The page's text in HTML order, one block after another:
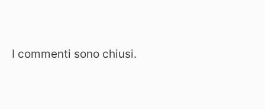
I commenti sono chiusi.